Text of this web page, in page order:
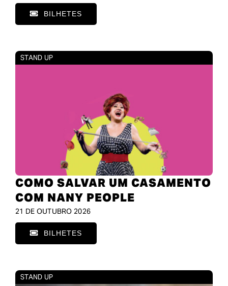
BILHETES
STAND UP
COMO SALVAR UM CASAMENTO
COM NANY PEOPLE
21 DE OUTUBRO 2026
BILHETES
STAND UP